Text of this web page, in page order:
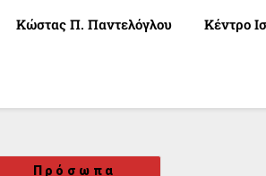
Κώστας Π. Παντελόγλου Κέντρο
Πρόσωπα